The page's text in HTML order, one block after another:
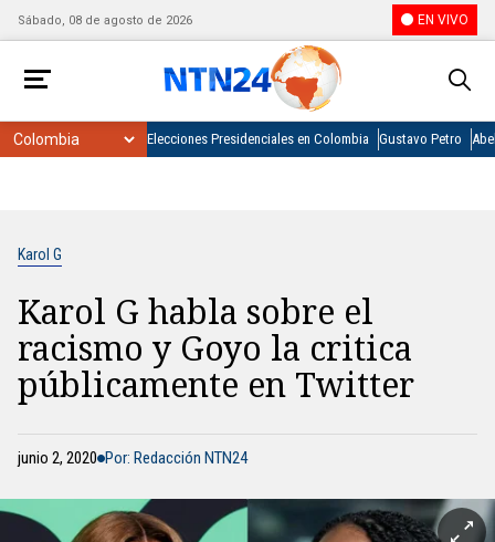
Sábado, 08 de agosto de 2026 EN VIVO
Elecciones Presidenciales en Colombia Gustavo Petro
Karol G
Karol G habla sobre el
racismo y Goyo la critica
públicamente en Twitter
junio 2, 2020 Por: Redacción NTN24